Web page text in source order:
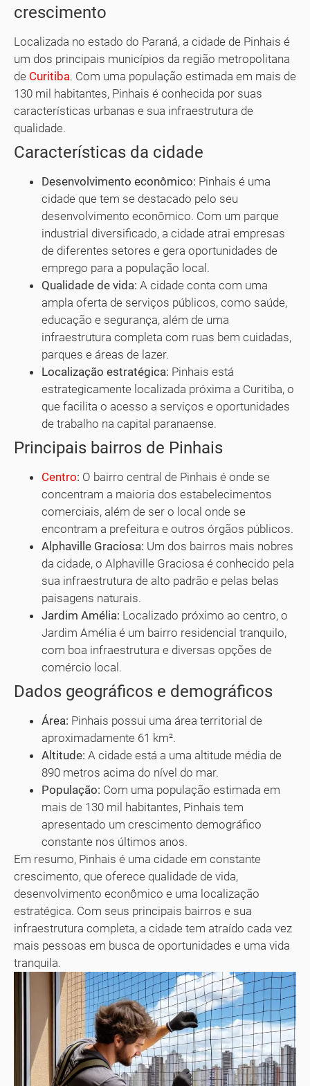
crescimento
Localizada no estado do Paraná, a cidade de Pinhais é
um dos principais municípios da região metropolitana
de Curitiba. Com uma população estimada em mais de
130 mil habitantes, Pinhais é conhecida por suas
características urbanas e sua infraestrutura de
qualidade.
Características da cidade
Desenvolvimento econômico: Pinhais é uma
cidade que tem se destacado pelo seu
desenvolvimento econômico. Com um parque
industrial diversificado, a cidade atrai empresas
de diferentes setores e gera oportunidades de
emprego para a população local.
Qualidade de vida: A cidade conta com uma
ampla oferta de serviços públicos, como saúde,
educação e segurança, além de uma
infraestrutura completa com ruas bem cuidadas,
parques e áreas de lazer.
Localização estratégica: Pinhais está
estrategicamente localizada próxima a Curitiba, o
que facilita o acesso a serviços e oportunidades
de trabalho na capital paranaense.
Principais bairros de Pinhais
Centro: O bairro central de Pinhais é onde se
concentram a maioria dos estabelecimentos
comerciais, além de ser o local onde se
encontram a prefeitura e outros órgãos públicos.
Alphaville Graciosa: Um dos bairros mais nobres
da cidade, o Alphaville Graciosa é conhecido pela
sua infraestrutura de alto padrão e pelas belas
paisagens naturais.
Jardim Amélia: Localizado próximo ao centro, o
Jardim Amélia é um bairro residencial tranquilo,
com boa infraestrutura e diversas opções de
comércio local.
Dados geográficos e demográficos
Área: Pinhais possui uma área territorial de
aproximadamente 61 km².
Altitude: A cidade está a uma altitude média de
890 metros acima do nível do mar.
População: Com uma população estimada em
mais de 130 mil habitantes, Pinhais tem
apresentado um crescimento demográfico
constante nos últimos anos.
Em resumo, Pinhais é uma cidade em constante
crescimento, que oferece qualidade de vida,
desenvolvimento econômico e uma localização
estratégica. Com seus principais bairros e sua
infraestrutura completa, a cidade tem atraído cada vez
mais pessoas em busca de oportunidades e uma vida
tranquila.